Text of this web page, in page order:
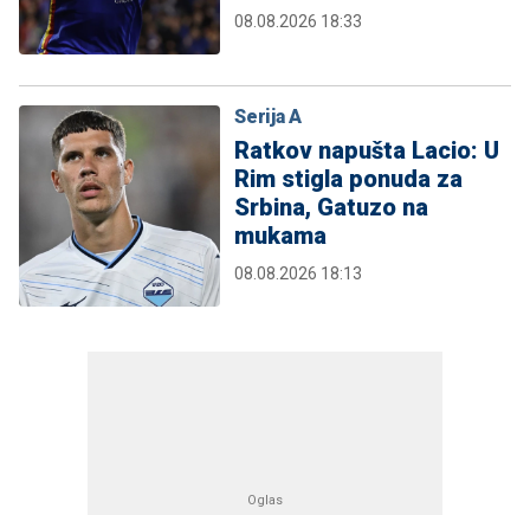
08.08.2026 18:33
Serija A
Ratkov napušta Lacio: U
Rim stigla ponuda za
Srbina, Gatuzo na
mukama
08.08.2026 18:13